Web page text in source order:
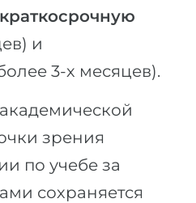
краткосрочную
и
3-х месяцев).
зрения
по учебе за
сохраняется